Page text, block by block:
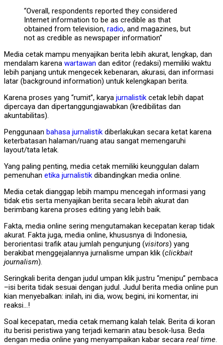
“Overall, respondents reported they considered
Internet information to be as credible as that
obtained from television, radio, and magazines, but
not as credible as newspaper information”
Media cetak mampu menyajikan berita lebih akurat, lengkap, dan
mendalam karena wartawan dan editor (redaksi) memiliki waktu
lebih panjang untuk mengecek kebenaran, akurasi, dan informasi
latar (background information) untuk kelengkapan berita.
Karena proses yang “rumit”, karya jurnalistik cetak lebih dapat
dipercaya dan dipertanggungjawabkan (kredibilitas dan
akuntabilitas).
Penggunaan bahasa jurnalistik diberlakukan secara ketat karena
keterbatasan halaman/ruang atau sangat memengaruhi
layout/tata letak.
Yang paling penting, media cetak memiliki keunggulan dalam
pemenuhan etika jurnalistik dibandingkan media online.
Media cetak dianggap lebih mampu mencegah informasi yang
tidak etis serta menyajikan berita secara lebih akurat dan
berimbang karena proses editing yang lebih baik.
Fakta, media online sering mengutamakan kecepatan kerap tidak
akurat. Fakta juga, media online, khususnya di Indonesia,
berorientasi trafik atau jumlah pengunjung (visitors) yang
berakibat menggejalannya jurnalisme umpan klik (clickbait
journalism).
Seringkali berita dengan judul umpan klik justru “menipu” pembaca
–isi berita tidak sesuai dengan judul. Judul berita media online pun
kian menyebalkan: inilah, ini dia, wow, begini, ini komentar, ini
reaksi…!
Soal kecepatan, media cetak memang kalah telak. Berita di koran
itu berisi peristiwa yang terjadi kemarin atau besok-lusa. Beda
dengan media online yang menyampaikan kabar secara real time.